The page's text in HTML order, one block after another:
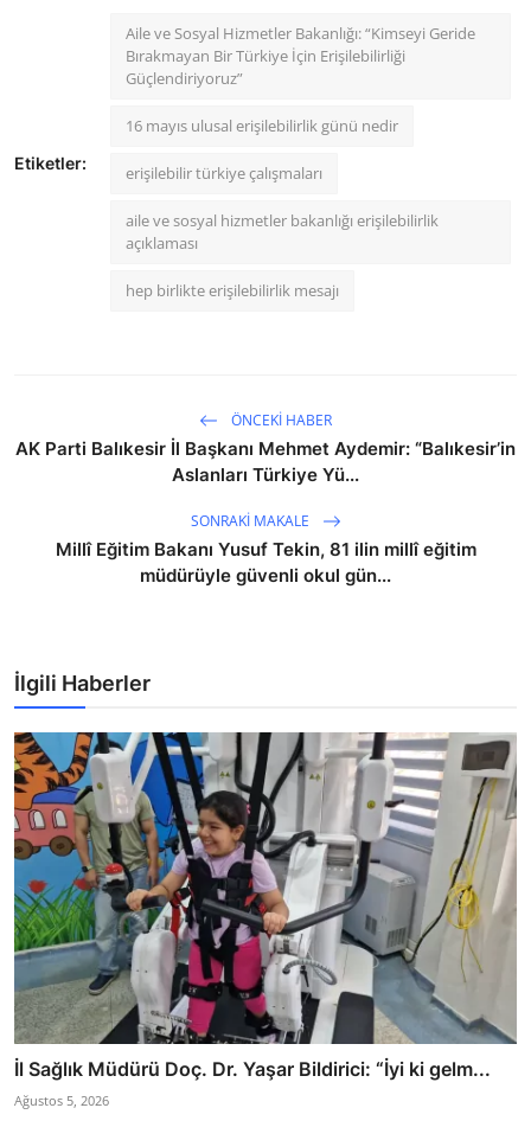
Etiketler:
Aile ve Sosyal Hizmetler Bakanlığı: “Kimseyi Geride
Bırakmayan Bir Türkiye İçin Erişilebilirliği
Güçlendiriyoruz”
16 mayıs ulusal erişilebilirlik günü nedir
erişilebilir türkiye çalışmaları
aile ve sosyal hizmetler bakanlığı erişilebilirlik
açıklaması
hep birlikte erişilebilirlik mesajı
ÖNCEKI HABER
AK Parti Balıkesir İl Başkanı Mehmet Aydemir: “Balıkesir’in
Aslanları Türkiye Yü...
SONRAKI MAKALE
Millî Eğitim Bakanı Yusuf Tekin, 81 ilin millî eğitim
müdürüyle güvenli okul gün...
İlgili Haberler
İl Sağlık Müdürü Doç. Dr. Yaşar Bildirici: “İyi ki gelm...
Ağustos 5, 2026